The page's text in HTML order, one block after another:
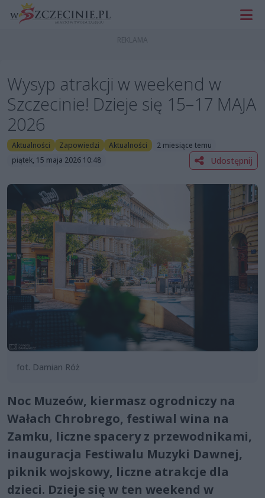
Wysyp atrakcji w weekend w
Szczecinie! Dzieje się 15–17 MAJA
2026
Aktualności Zapowiedzi Aktualności
2 miesiące temu
piątek, 15 maja 2026 10:48
Udostępnij
fot. Damian Róż
Noc Muzeów, kiermasz ogrodniczy na
Wałach Chrobrego, festiwal wina na
Zamku, liczne spacery z przewodnikami,
inauguracja Festiwalu Muzyki Dawnej,
piknik wojskowy, liczne atrakcje dla
dzieci. Dzieje się w ten weekend w